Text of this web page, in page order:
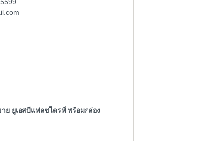
ย ยูเอสบีแฟลชไดรฟ์ พร้อมกล่อง